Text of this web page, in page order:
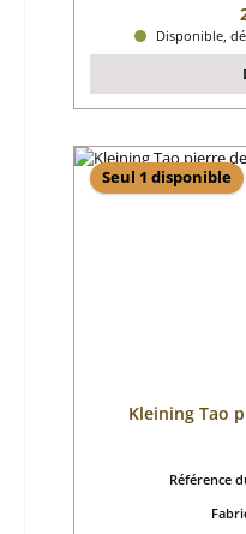
Disponible,
Seul 1 disponible
Kleining Tao
Référence